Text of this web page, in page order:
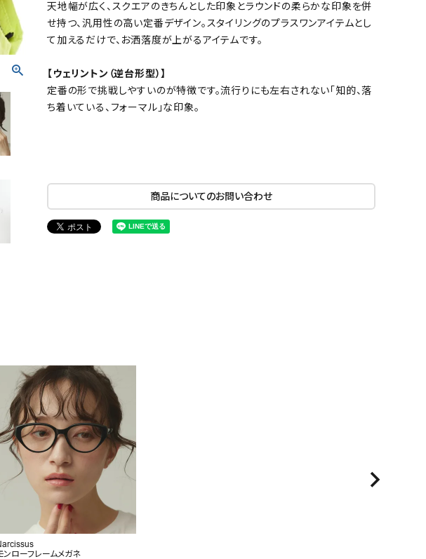
天地幅が広く、スクエアのきちんとした印象とラウンドの柔らかな印象を併
せ持つ、汎用性の高い定番デザイン。スタイリングのプラスワンアイテムとし
て加えるだけで、お洒落度が上がるアイテムです。
【ウェリントン（逆台形型）】
定番の形で挑戦しやすいのが特徴です。流行りにも左右されない「知的、落
ち着いている、フォーマル」な印象。
商品についてのお問い合わせ
ンローフレームメガネ